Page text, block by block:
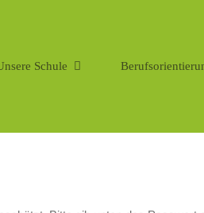
Schule